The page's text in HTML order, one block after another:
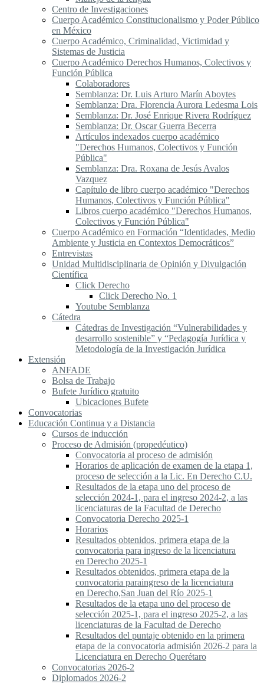
Centro de Investigaciones
Cuerpo Académico Constitucionalismo y Poder Público
en México
Cuerpo Académico, Criminalidad, Victimidad y
Sistemas de Justicia
Cuerpo Académico Derechos Humanos, Colectivos y
Función Pública
Colaboradores
Semblanza: Dr. Luis Arturo Marín Aboytes
Semblanza: Dra. Florencia Aurora Ledesma Lois
Semblanza: Dr. José Enrique Rivera Rodríguez
Semblanza: Dr. Oscar Guerra Becerra
Artículos indexados cuerpo académico
"Derechos Humanos, Colectivos y Función
Pública"
Semblanza: Dra. Roxana de Jesús Avalos
Vazquez
Capítulo de libro cuerpo académico "Derechos
Humanos, Colectivos y Función Pública"
Libros cuerpo académico "Derechos Humanos,
Colectivos y Función Pública"
Cuerpo Académico en Formación “Identidades, Medio
Ambiente y Justicia en Contextos Democráticos”
Entrevistas
Unidad Multidisciplinaria de Opinión y Divulgación
Científica
Click Derecho
Click Derecho No. 1
Youtube Semblanza
Cátedra
Cátedras de Investigación “Vulnerabilidades y
desarrollo sostenible” y “Pedagogía Jurídica y
Metodología de la Investigación Jurídica
Extensión
ANFADE
Bolsa de Trabajo
Bufete Jurídico gratuito
Ubicaciones Bufete
Convocatorias
Educación Continua y a Distancia
Cursos de inducción
Proceso de Admisión (propedéutico)
Convocatoria al proceso de admisión
Horarios de aplicación de examen de la etapa 1,
proceso de selección a la Lic. En Derecho C.U.
Resultados de la etapa uno del proceso de
selección 2024-1, para el ingreso 2024-2, a las
licenciaturas de la Facultad de Derecho
Convocatoria Derecho 2025-1
Horarios
Resultados obtenidos, primera etapa de la
convocatoria para ingreso de la licenciatura
en Derecho 2025-1
Resultados obtenidos, primera etapa de la
convocatoria paraingreso de la licenciatura
en Derecho,San Juan del Río 2025-1
Resultados de la etapa uno del proceso de
selección 2025-1, para el ingreso 2025-2, a las
licenciaturas de la Facultad de Derecho
Resultados del puntaje obtenido en la primera
etapa de la convocatoria admisión 2026-2 para la
Licenciatura en Derecho Querétaro
Convocatorias 2026-2
Diplomados 2026-2